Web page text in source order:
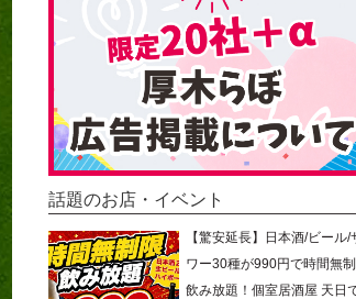
話題のお店・イベント
【驚安延長】日本酒/ビール/
ワー30種が990円で時間無
飲み放題！個室居酒屋 天日